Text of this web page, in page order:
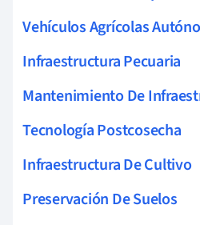
Vehículos Agrícolas
Infraestructura Pecuaria
Mantenimiento De
Tecnología Postcosecha
Infraestructura De Cultivo
Preservación De Suelos